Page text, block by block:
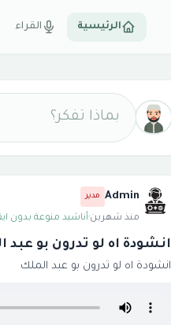
الرئيسية القراء
بماذا تفكر؟
Admin مدير
منذ شهرين·أناشيد منوعة بدون
انشودة اه لو تدرون بو عبد
انشودة اه لو تدرون بو عبد الملك